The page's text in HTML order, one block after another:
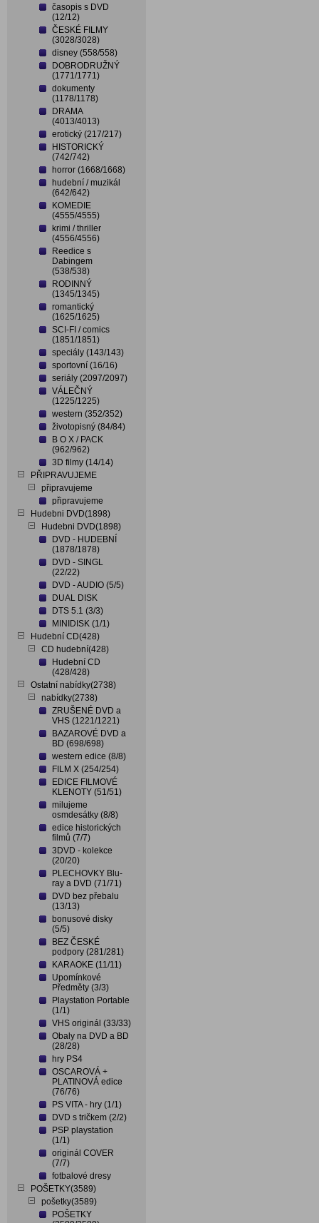
časopis s DVD
(12/12)
ČESKÉ FILMY
(3028/3028)
disney (558/558)
DOBRODRUŽNÝ
(1771/1771)
dokumenty
(1178/1178)
DRAMA
(4013/4013)
erotický (217/217)
HISTORICKÝ
(742/742)
horror (1668/1668)
hudební / muzikál
(642/642)
KOMEDIE
(4555/4555)
krimi / thriller
(4556/4556)
Reedice s
Dabingem
(538/538)
RODINNÝ
(1345/1345)
romantický
(1625/1625)
SCI-FI / comics
(1851/1851)
speciály (143/143)
sportovní (16/16)
seriály (2097/2097)
VÁLEČNÝ
(1225/1225)
western (352/352)
životopisný (84/84)
B O X / PACK
(962/962)
3D filmy (14/14)
PŘIPRAVUJEME
připravujeme
připravujeme
Hudebni DVD(1898)
Hudebni DVD(1898)
DVD - HUDEBNÍ
(1878/1878)
DVD - SINGL
(22/22)
DVD - AUDIO (5/5)
DUAL DISK
DTS 5.1 (3/3)
MINIDISK (1/1)
Hudební CD(428)
CD hudební(428)
Hudební CD
(428/428)
Ostatní nabídky(2738)
nabídky(2738)
ZRUŠENÉ DVD a
VHS (1221/1221)
BAZAROVÉ DVD a
BD (698/698)
western edice (8/8)
FILM X (254/254)
EDICE FILMOVÉ
KLENOTY (51/51)
milujeme
osmdesátky (8/8)
edice historických
filmů (7/7)
3DVD - kolekce
(20/20)
PLECHOVKY Blu-
ray a DVD (71/71)
DVD bez přebalu
(13/13)
bonusové disky
(5/5)
BEZ ČESKÉ
podpory (281/281)
KARAOKE (11/11)
Upomínkové
Předměty (3/3)
Playstation Portable
(1/1)
VHS originál (33/33)
Obaly na DVD a BD
(28/28)
hry PS4
OSCAROVÁ +
PLATINOVÁ edice
(76/76)
PS VITA - hry (1/1)
DVD s tričkem (2/2)
PSP playstation
(1/1)
originál COVER
(7/7)
fotbalové dresy
POŠETKY(3589)
pošetky(3589)
POŠETKY